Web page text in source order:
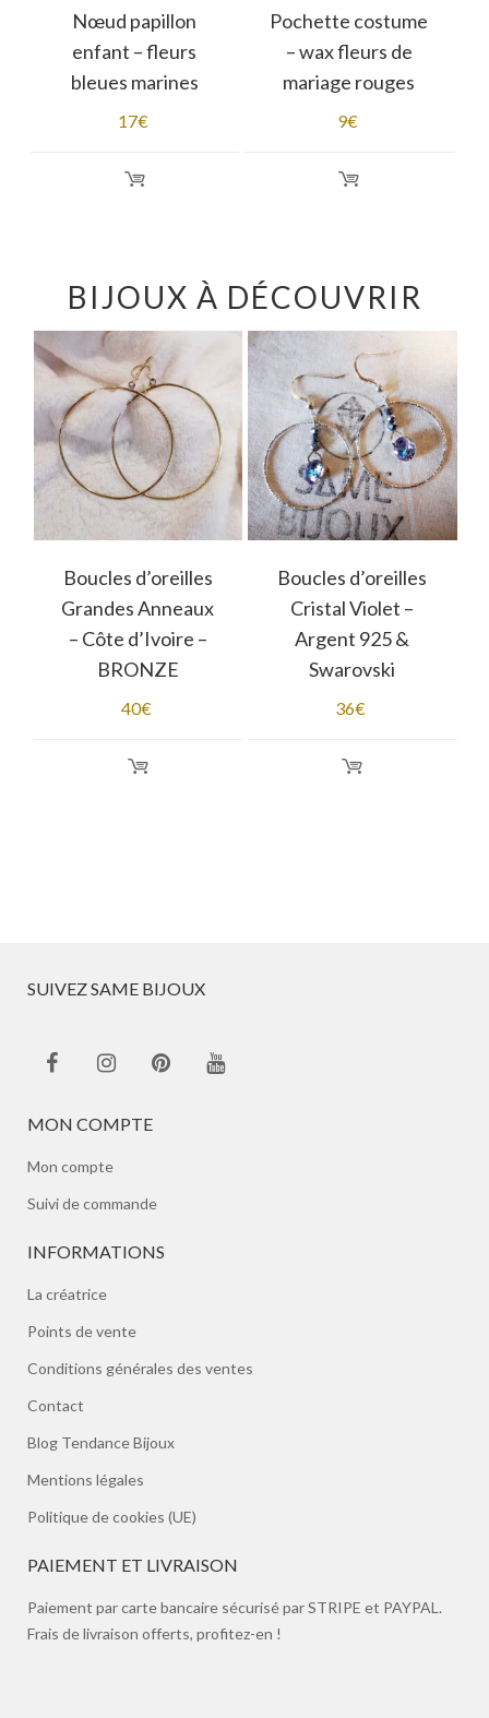
Nœud papillon
enfant – fleurs
bleues marines
17€
Pochette costume
– wax fleurs de
mariage rouges
9€
BIJOUX À DÉCOUVRIR
Boucles d’oreilles
Grandes Anneaux
– Côte d’Ivoire –
BRONZE
40€
Boucles d’oreilles
Cristal Violet –
Argent 925 &
Swarovski
36€
SUIVEZ SAME BIJOUX
MON COMPTE
Mon compte
Suivi de commande
INFORMATIONS
La créatrice
Points de vente
Conditions générales des ventes
Contact
Blog Tendance Bijoux
Mentions légales
Politique de cookies (UE)
PAIEMENT ET LIVRAISON
Paiement par carte bancaire sécurisé par STRIPE et PAYPAL.
Frais de livraison offerts, profitez-en !